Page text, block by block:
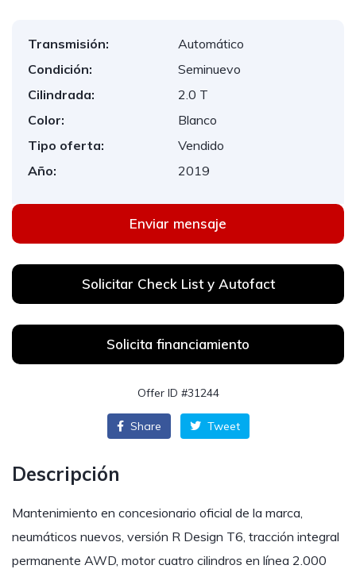
Transmisión:
Automático
Condición:
Seminuevo
Cilindrada:
2.0 T
Color:
Blanco
Tipo oferta:
Vendido
Año:
2019
Enviar mensaje
Solicitar Check List y Autofact
Solicita financiamiento
Offer ID #31244
Share Tweet
Descripción
Mantenimiento en concesionario oficial de la marca,
neumáticos nuevos, versión R Design T6, tracción integral
permanente AWD, motor cuatro cilindros en línea 2.000